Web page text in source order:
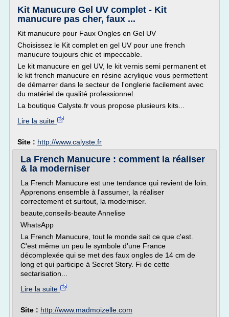
Kit Manucure Gel UV complet - Kit
manucure pas cher, faux ...
Kit manucure pour Faux Ongles en Gel UV
Choisissez le Kit complet en gel UV pour une french
manucure toujours chic et impeccable.
Le kit manucure en gel UV, le kit vernis semi permanent et
le kit french manucure en résine acrylique vous permettent
de démarrer dans le secteur de l'onglerie facilement avec
du matériel de qualité professionnel.
La boutique Calyste.fr vous propose plusieurs kits...
Lire la suite
Site : http://www.calyste.fr
La French Manucure : comment la réaliser
& la moderniser
La French Manucure est une tendance qui revient de loin.
Apprenons ensemble à l'assumer, la réaliser
correctement et surtout, la moderniser.
beaute,conseils-beaute Annelise
WhatsApp
La French Manucure, tout le monde sait ce que c'est.
C'est même un peu le symbole d'une France
décomplexée qui se met des faux ongles de 14 cm de
long et qui participe à Secret Story. Fi de cette
sectarisation...
Lire la suite
Site : http://www.madmoizelle.com